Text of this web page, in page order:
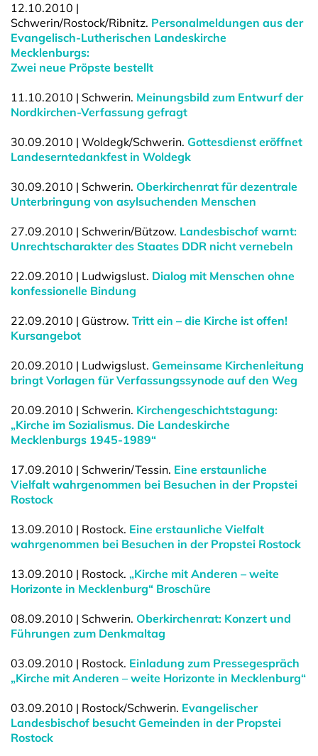
12.10.2010 |
Schwerin/Rostock/Ribnitz. Personalmeldungen aus der
Evangelisch-Lutherischen Landeskirche
Mecklenburgs:
Zwei neue Pröpste bestellt
11.10.2010 | Schwerin. Meinungsbild zum Entwurf der
Nordkirchen-Verfassung gefragt
30.09.2010 | Woldegk/Schwerin. Gottesdienst eröffnet
Landeserntedankfest in Woldegk
30.09.2010 | Schwerin. Oberkirchenrat für dezentrale
Unterbringung von asylsuchenden Menschen
27.09.2010 | Schwerin/Bützow. Landesbischof warnt:
Unrechtscharakter des Staates DDR nicht vernebeln
22.09.2010 | Ludwigslust. Dialog mit Menschen ohne
konfessionelle Bindung
22.09.2010 | Güstrow. Tritt ein – die Kirche ist offen!
Kursangebot
20.09.2010 | Ludwigslust. Gemeinsame Kirchenleitung
bringt Vorlagen für Verfassungssynode auf den Weg
20.09.2010 | Schwerin. Kirchengeschichtstagung:
„Kirche im Sozialismus. Die Landeskirche
Mecklenburgs 1945-1989“
17.09.2010 | Schwerin/Tessin. Eine erstaunliche
Vielfalt wahrgenommen bei Besuchen in der Propstei
Rostock
13.09.2010 | Rostock. Eine erstaunliche Vielfalt
wahrgenommen bei Besuchen in der Propstei Rostock
13.09.2010 | Rostock. „Kirche mit Anderen – weite
Horizonte in Mecklenburg“ Broschüre
08.09.2010 | Schwerin. Oberkirchenrat: Konzert und
Führungen zum Denkmaltag
03.09.2010 | Rostock. Einladung zum Pressegespräch
„Kirche mit Anderen – weite Horizonte in Mecklenburg“
03.09.2010 | Rostock/Schwerin. Evangelischer
Landesbischof besucht Gemeinden in der Propstei
Rostock